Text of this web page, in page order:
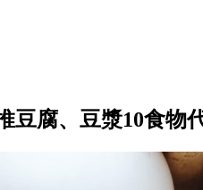
豆腐、豆漿10食物